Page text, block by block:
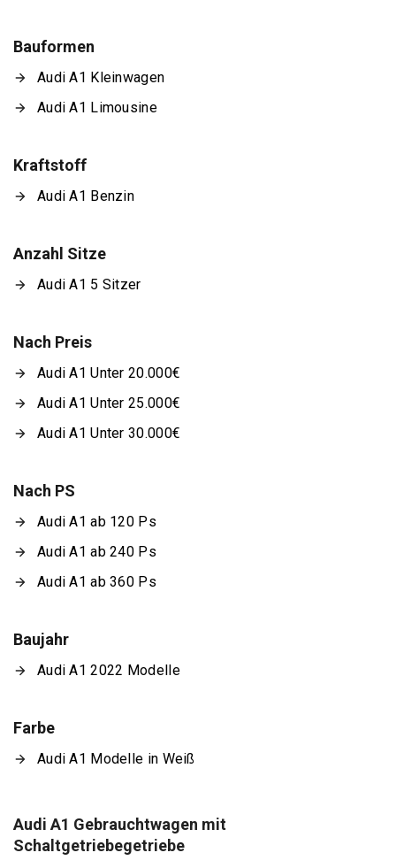
Bauformen
Audi A1 Kleinwagen
Audi A1 Limousine
Kraftstoff
Audi A1 Benzin
Anzahl Sitze
Audi A1 5 Sitzer
Nach Preis
Audi A1 Unter 20.000€
Audi A1 Unter 25.000€
Audi A1 Unter 30.000€
Nach PS
Audi A1 ab 120 Ps
Audi A1 ab 240 Ps
Audi A1 ab 360 Ps
Baujahr
Audi A1 2022 Modelle
Farbe
Audi A1 Modelle in Weiß
Audi A1 Gebrauchtwagen mit
Schaltgetriebegetriebe